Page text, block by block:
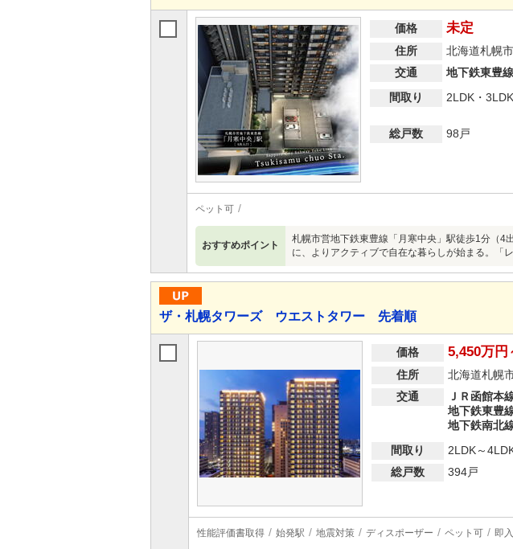
価格 未定
住所
北海道札幌
交通
地下鉄東豊
間取り
2LDK・3LDK
総戸数
98戸
ペット可
おすすめポイント
札幌市営地下鉄東豊線「月寒中央」駅徒歩1分（4
に、よりアクティブで自在な暮らしが始まる。「
ザ・札幌タワーズ ウエストタワー 先着順
価格 5,450万円
住所
北海道札幌
交通
ＪＲ函館本
地下鉄東豊
地下鉄南北
間取り
2LDK～
総戸数 394戸
性能評価書取得 始発駅 地震対策 ディスポーザー ペット可 即